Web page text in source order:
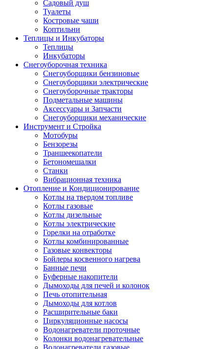
Садовый душ
Туалеты
Костровые чаши
Коптильни
Теплицы и Инкубаторы
Теплицы
Инкубаторы
Снегоуборочная техника
Снегоуборщики бензиновые
Снегоуборщики электрические
Снегоуборочные тракторы
Подметальные машины
Аксессуары и Запчасти
Снегоуборщики механические
Инструмент и Стройка
Мотобуры
Бензорезы
Траншеекопатели
Бетономешалки
Станки
Вибрационная техника
Отопление и Кондиционирование
Котлы на твердом топливе
Котлы газовые
Котлы дизельные
Котлы электрические
Горелки на отработке
Котлы комбинированные
Газовые конвекторы
Бойлеры косвенного нагрева
Банные печи
Буферные накопители
Дымоходы для печей и колонок
Печь отопительная
Дымоходы для котлов
Расширительные баки
Циркуляционные насосы
Водонагреватели проточные
Колонки водонагревательные